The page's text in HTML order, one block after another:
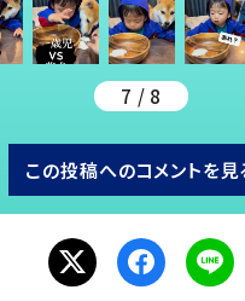
7 / 8
この投稿へのコメントを見